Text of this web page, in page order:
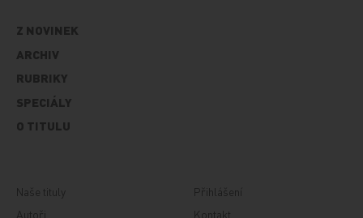
Z NOVINEK
ARCHIV
RUBRIKY
SPECIÁLY
O TITULU
Naše tituly
Autoři
Přihlášení
Kontakt